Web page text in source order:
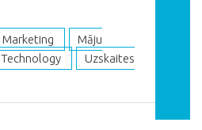
Marketing
Māju
Technology
Uzskaites